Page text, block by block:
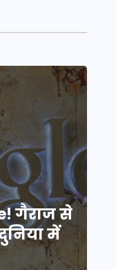
गैराज से
में